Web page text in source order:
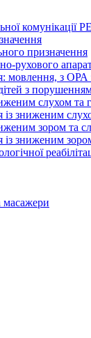
комунікації
призначення
рухового
мовлення, з ОРА
з
слухом та
зниженим
зором та
зниженим
масажери